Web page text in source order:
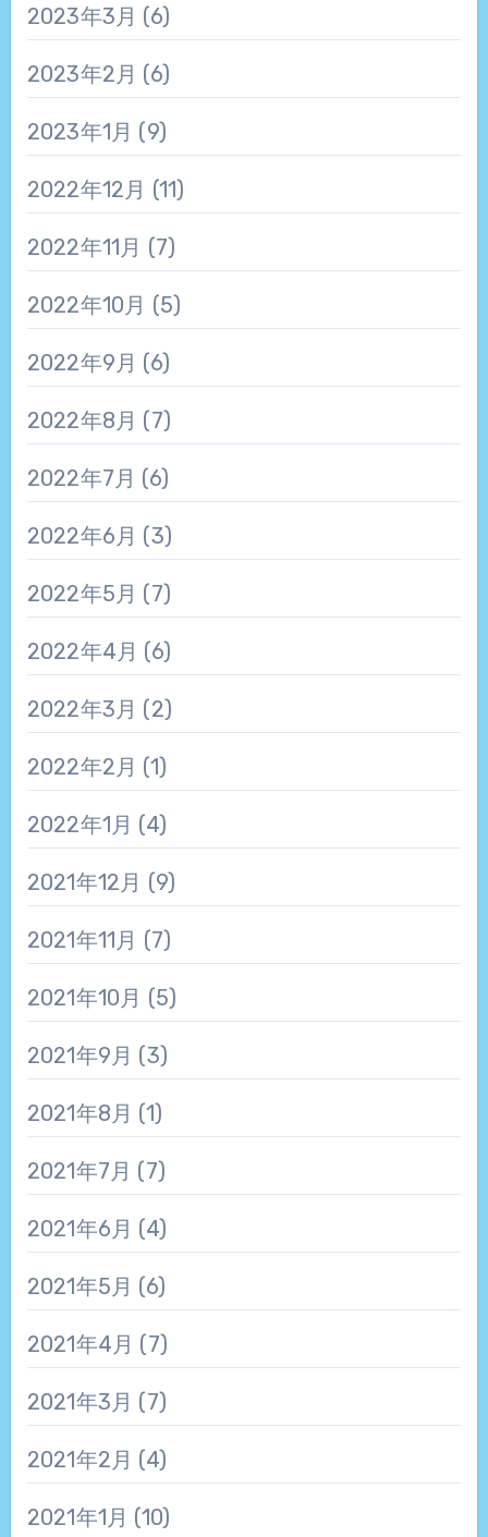
2023年3月 (6)
2023年2月 (6)
2023年1月 (9)
2022年12月 (11)
2022年11月 (7)
2022年10月 (5)
2022年9月 (6)
2022年8月 (7)
2022年7月 (6)
2022年6月 (3)
2022年5月 (7)
2022年4月 (6)
2022年3月 (2)
2022年2月 (1)
2022年1月 (4)
2021年12月 (9)
2021年11月 (7)
2021年10月 (5)
2021年9月 (3)
2021年8月 (1)
2021年7月 (7)
2021年6月 (4)
2021年5月 (6)
2021年4月 (7)
2021年3月 (7)
2021年2月 (4)
2021年1月 (10)